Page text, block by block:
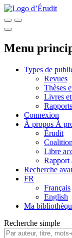
Menu
Types de
Revues
Thèses
Livres
Connexion
À propos À
Érudit
Libre
Rapport
Recherche
FR
Français
English
Ma
Recherche simple